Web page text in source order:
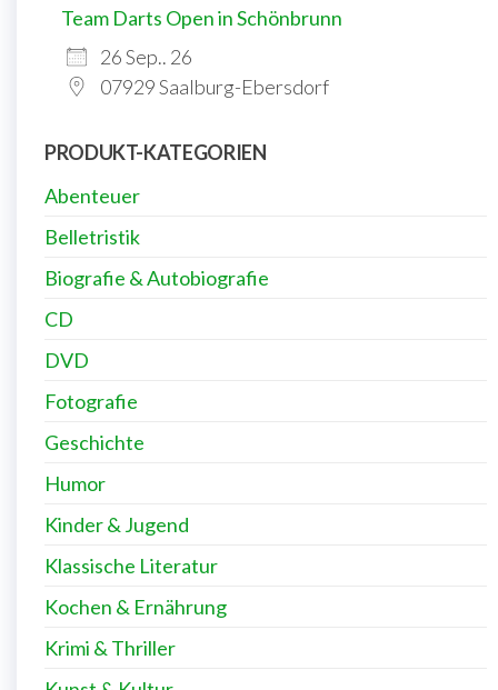
Team Darts Open in Schönbrunn
26 Sep.. 26
07929 Saalburg-Ebersdorf
PRODUKT-KATEGORIEN
Abenteuer
Belletristik
Biografie & Autobiografie
CD
DVD
Fotografie
Geschichte
Humor
Kinder & Jugend
Klassische Literatur
Kochen & Ernährung
Krimi & Thriller